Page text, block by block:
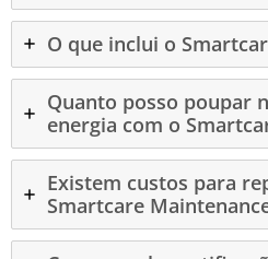
O que inclui o
Quanto posso poupar
energia com o
Existem custos para
Smartcare